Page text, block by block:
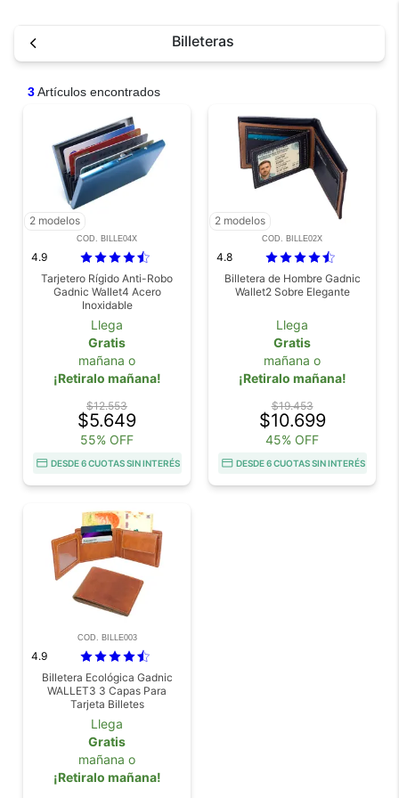
Billeteras
3Artículos encontrados
2 modelos
COD. BILLE04X
4.9
Tarjetero Rígido Anti-Robo
Gadnic Wallet4 Acero
Inoxidable
Llega
Gratis
mañana o
¡Retiralo mañana!
$12.553
$5.649
55% OFF
DESDE 6 CUOTAS SIN INTERÉS
2 modelos
COD. BILLE02X
4.8
Billetera de Hombre Gadnic
Wallet2 Sobre Elegante
Llega
Gratis
mañana o
¡Retiralo mañana!
$19.453
$10.699
45% OFF
DESDE 6 CUOTAS SIN INTERÉS
COD. BILLE003
4.9
Billetera Ecológica Gadnic
WALLET3 3 Capas Para
Tarjeta Billetes
Llega
Gratis
mañana o
¡Retiralo mañana!